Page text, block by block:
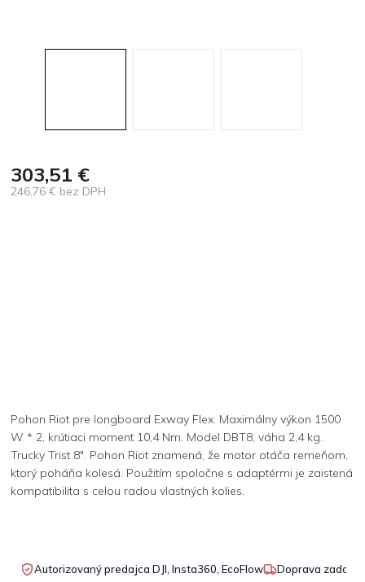
303,51 €
246,76 € bez DPH
Pohon Riot pre longboard Exway Flex. Maximálny výkon 1500
W * 2, krútiaci moment 10,4 Nm. Model DBT8, váha 2,4 kg.
Trucky Trist 8". Pohon Riot znamená, že motor otáča remeňom,
ktorý poháňa kolesá. Použitím spoločne s adaptérmi je zaistená
kompatibilita s celou radou vlastných kolies.
Autorizovaný predajca DJI, Insta360, EcoFlow Doprava